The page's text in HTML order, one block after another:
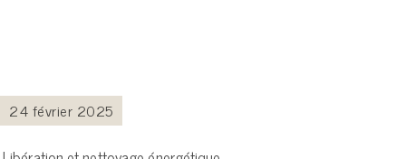
24 février 2025